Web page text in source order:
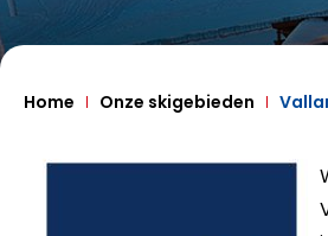
Home Onze skigebieden